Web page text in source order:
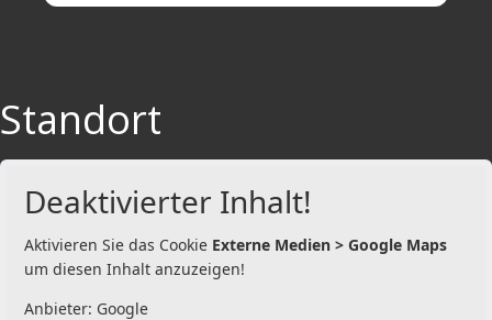
Standort
Deaktivierter Inhalt!
Aktivieren Sie das Cookie Externe Medien > Google Maps
um diesen Inhalt anzuzeigen!
Anbieter: Google